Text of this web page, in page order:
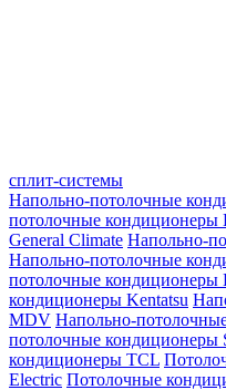
сплит-системы
Напольно-потолочные
потолочные кондиционеры
General Climate Напольно-
Напольно-потолочные
потолочные кондиционеры
кондиционеры Kentatsu
MDV Напольно-
потолочные кондиционеры
кондиционеры TCL
Electric Потолочные